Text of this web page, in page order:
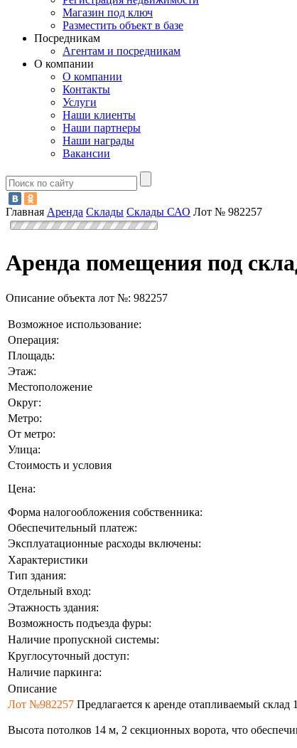
Магазин под ключ
Разместить объект в базе
Посредникам
Агентам и посредникам
О компании
О компании
Контакты
Услуги
Наши клиенты
Наши партнеры
Наши награды
Вакансии
Главная Аренда Склады Склады САО Лот № 982257
Аренда помещения под
Описание объекта лот №: 982257
Возможное использование:
Операция:
Площадь:
Этаж:
Местоположение
Округ:
Метро:
От метро:
Улица:
Стоимость и условия
Цена:
Форма налогообложения собственника:
Обеспечительный платеж:
Эксплуатационные расходы включены:
Характеристики
Тип здания:
Отдельный вход:
Этажность здания:
Возможность подъезда фуры:
Наличие пропускной системы:
Круглосуточный доступ:
Наличие паркинга:
Описание
Лот №982257 Предлагается к аренде отапливаемый
Высота потолков 14 м, 2 секционных ворота, что